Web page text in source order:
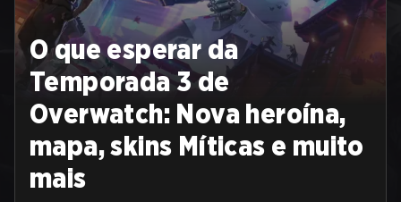
O que esperar da
Temporada 3 de
Overwatch: Nova heroína,
mapa, skins Míticas e muito
mais